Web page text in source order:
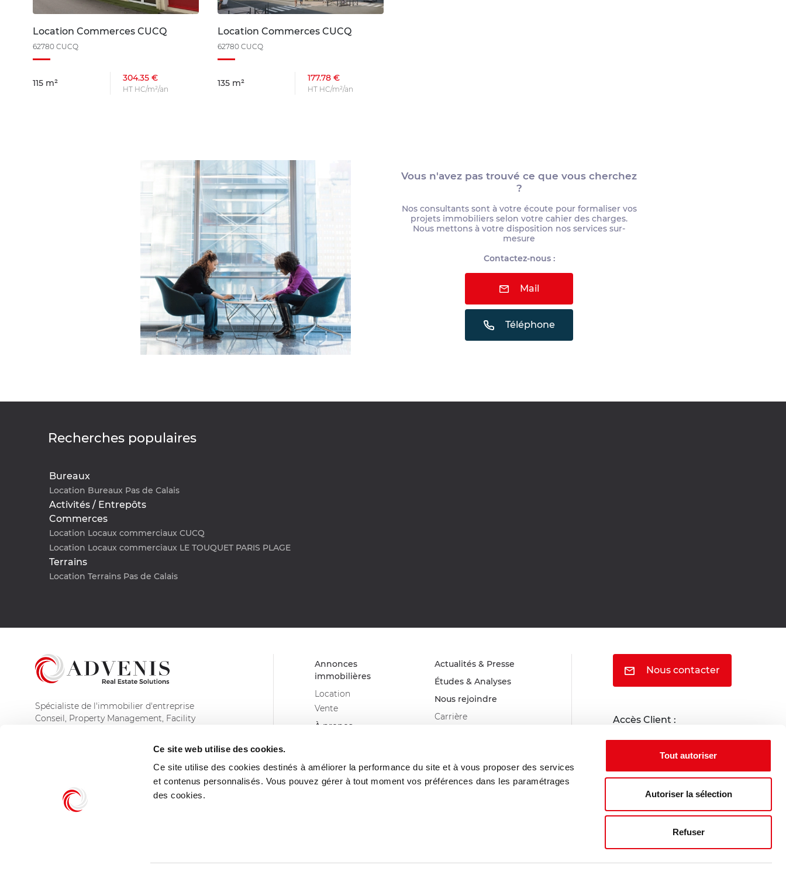
Ce site web utilise des cookies.
Ce site utilise des cookies destinés à améliorer la performance du site et à vous proposer des services
et contenus personnalisés. Vous pouvez gérer à tout moment vos préférences dans les paramétrages
des cookies.
Tout autoriser
Autoriser la sélection
Refuser
Location Commerces CUCQ
62780 CUCQ
115 m² 304.35 €
HT HC/m²/an
Location Commerces CUCQ
62780 CUCQ
135 m² 177.78 €
HT HC/m²/an
Vous n'avez pas trouvé ce que vous cherchez
?
Nos consultants sont à votre écoute pour formaliser vos
projets immobiliers selon votre cahier des charges.
Nous mettons à votre disposition nos services sur-
mesure
Contactez-nous :
Mail
Téléphone
Recherches populaires
Bureaux
Location Bureaux Pas de Calais
Activités / Entrepôts
Commerces
Location Locaux commerciaux CUCQ
Location Locaux commerciaux LE TOUQUET PARIS PLAGE
Terrains
Location Terrains Pas de Calais
Spécialiste de l'immobilier d'entreprise
Conseil, Property Management, Facility
Annonces
immobilières
Location
Vente
À propos
Nos métiers
Nos agences
Actualités & Presse
Études & Analyses
Nous rejoindre
Carrière
Nous contacter
Accès Client :
Portail locataire
Portail propriétaire